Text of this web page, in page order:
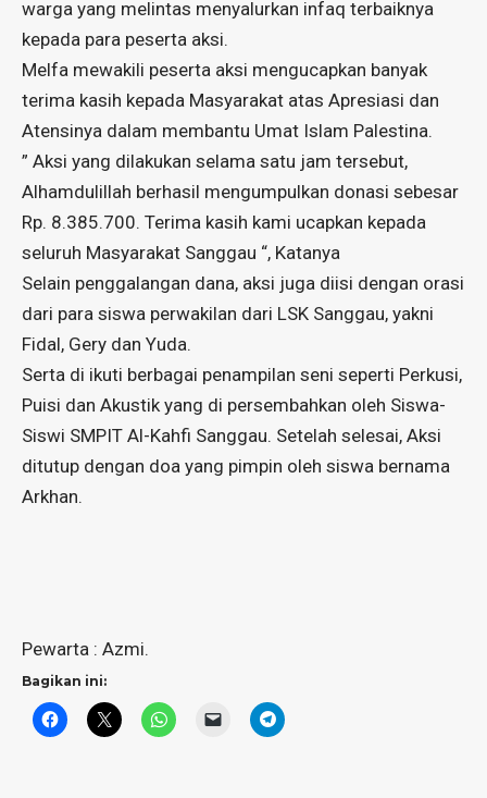
warga yang melintas menyalurkan infaq terbaiknya
kepada para peserta aksi.
Melfa mewakili peserta aksi mengucapkan banyak
terima kasih kepada Masyarakat atas Apresiasi dan
Atensinya dalam membantu Umat Islam Palestina.
” Aksi yang dilakukan selama satu jam tersebut,
Alhamdulillah berhasil mengumpulkan donasi sebesar
Rp. 8.385.700. Terima kasih kami ucapkan kepada
seluruh Masyarakat Sanggau “, Katanya
Selain penggalangan dana, aksi juga diisi dengan orasi
dari para siswa perwakilan dari LSK Sanggau, yakni
Fidal, Gery dan Yuda.
Serta di ikuti berbagai penampilan seni seperti Perkusi,
Puisi dan Akustik yang di persembahkan oleh Siswa-
Siswi SMPIT Al-Kahfi Sanggau. Setelah selesai, Aksi
ditutup dengan doa yang pimpin oleh siswa bernama
Arkhan.
Pewarta : Azmi.
Bagikan ini: